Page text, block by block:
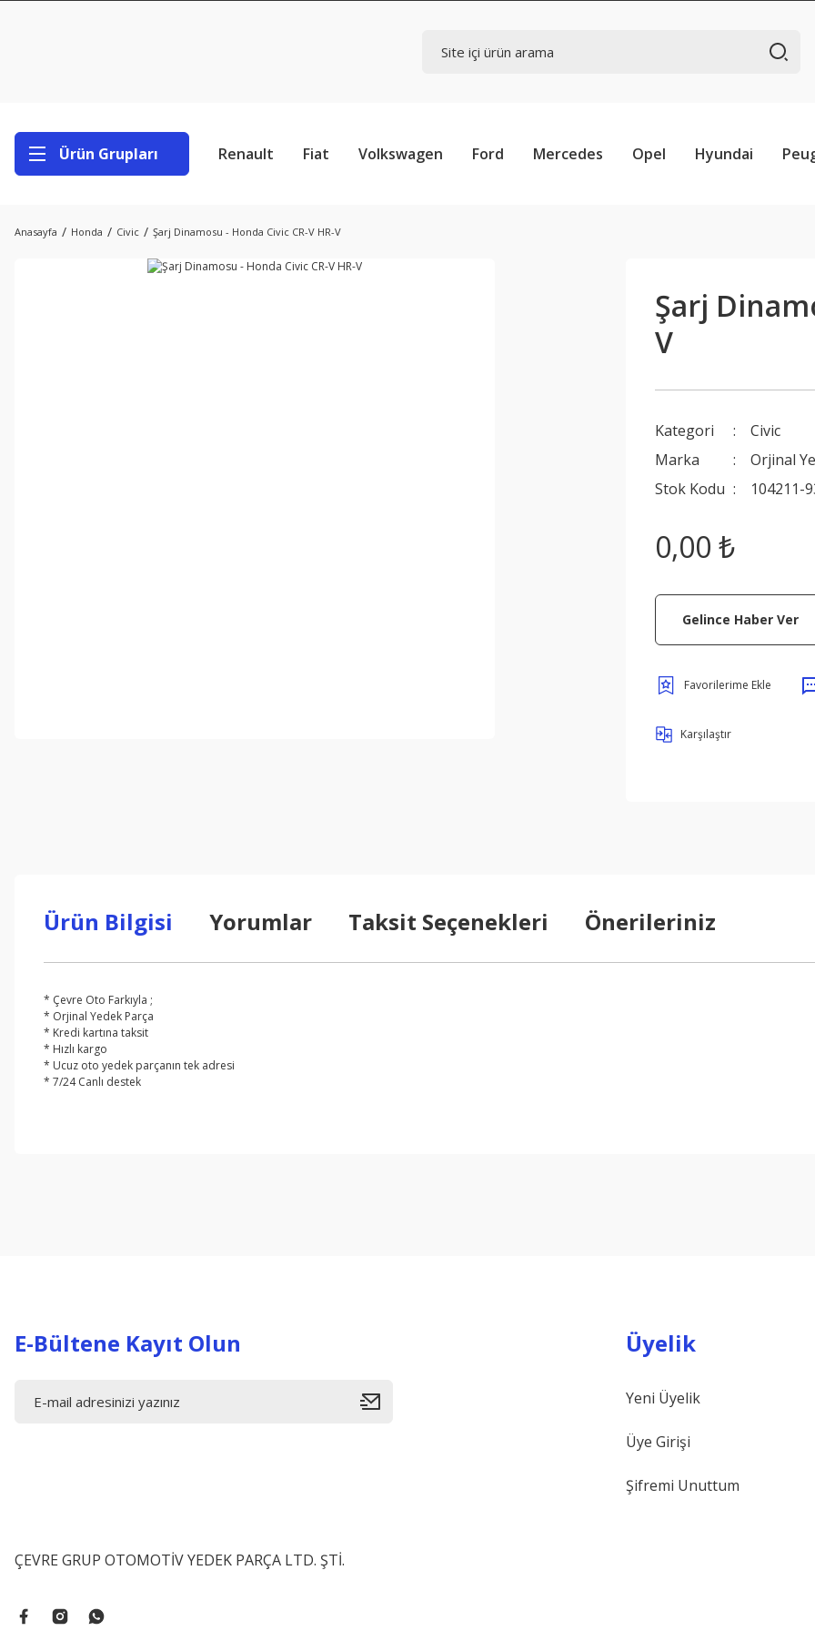
Ürün Grupları Renault Fiat Volkswagen Ford Mercedes Opel Hyundai
Anasayfa Honda Civic Şarj Dinamosu - Honda Civic CR-V HR-V
Şarj
V
Kategori
Civic
Marka
Orjinal
Stok Kodu
104211-
0,00 ₺
Gelince Haber Ver
Karşılaştır
Ürün Bilgisi Yorumlar Taksit Seçenekleri Önerileriniz
* Çevre Oto Farkıyla ;
* Orjinal Yedek Parça
* Kredi kartına taksit
* Hızlı kargo
* Ucuz oto yedek parçanın tek adresi
* 7/24 Canlı destek
E-Bültene Kayıt Olun
ÇEVRE GRUP OTOMOTİV YEDEK PARÇA LTD. ŞTİ.
Üyelik
Yeni Üyelik
Üye Girişi
Şifremi Unuttum